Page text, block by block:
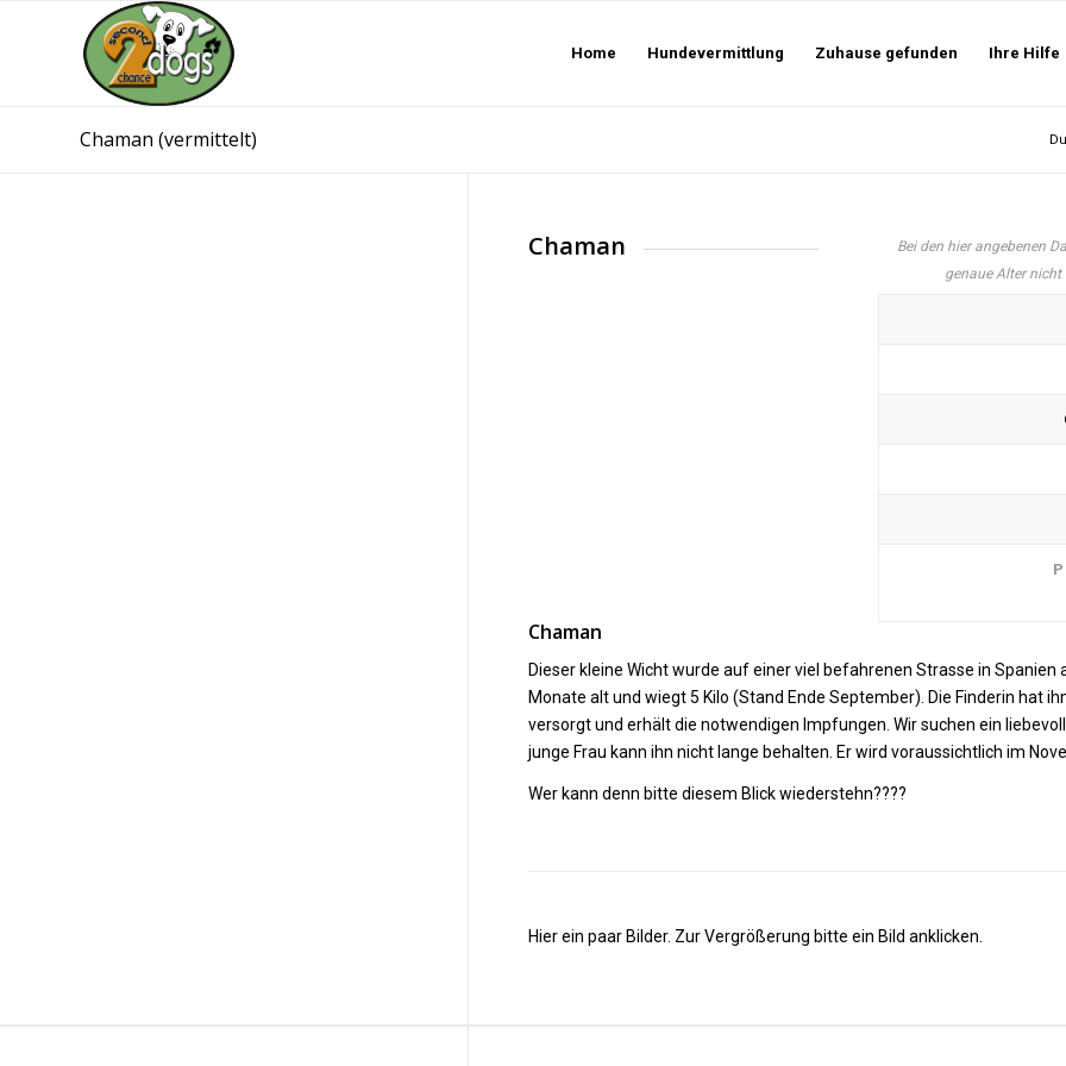
Home Hundevermittlung Zuhause gefunden Ihre Hilfe
Chaman (vermittelt)
Chaman
Bei den hier angebenen
genaue Alter nicht
Chaman
Dieser kleine Wicht wurde auf einer viel befahrenen Strasse in
Monate alt und wiegt 5 Kilo (Stand Ende September). Die Finderin hat
versorgt und erhält die notwendigen Impfungen. Wir suchen ein
junge Frau kann ihn nicht lange behalten. Er wird voraussichtlich im
Wer kann denn bitte diesem Blick wiederstehn????
Hier ein paar Bilder. Zur Vergrößerung bitte ein Bild anklicken.